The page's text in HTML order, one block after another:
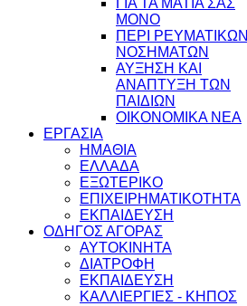
ΓΙΑ ΤΑ ΜΑΤΙΑ ΣΑΣ
ΜΟΝΟ
ΠΕΡΙ ΡΕΥΜΑΤΙΚΩΝ
ΝΟΣΗΜΑΤΩΝ
ΑΥΞΗΣΗ ΚΑΙ
ΑΝΑΠΤΥΞΗ ΤΩΝ
ΠΑΙΔΙΩΝ
ΟΙΚΟΝΟΜΙΚΑ ΝΕΑ
ΕΡΓΑΣΙΑ
ΗΜΑΘΙΑ
ΕΛΛΑΔΑ
ΕΞΩΤΕΡΙΚΟ
ΕΠΙΧΕΙΡΗΜΑΤΙΚΟΤΗΤΑ
ΕΚΠΑΙΔΕΥΣΗ
ΟΔΗΓΟΣ ΑΓΟΡΑΣ
ΑΥΤΟΚΙΝΗΤΑ
ΔΙΑΤΡΟΦΗ
ΕΚΠΑΙΔΕΥΣΗ
ΚΑΛΛΙΕΡΓΙΕΣ - ΚΗΠΟΣ